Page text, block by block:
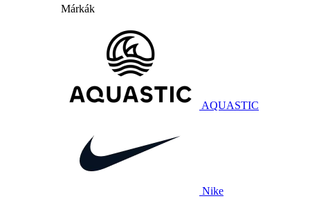
Márkák
AQUASTIC
Nike